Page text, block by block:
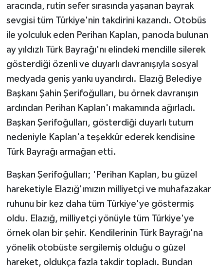
aracında, rutin sefer sırasında yaşanan bayrak
sevgisi tüm Türkiye'nin takdirini kazandı. Otobüs
ile yolculuk eden Perihan Kaplan, panoda bulunan
ay yıldızlı Türk Bayrağı'nı elindeki mendille silerek
gösterdiği özenli ve duyarlı davranışıyla sosyal
medyada geniş yankı uyandırdı. Elazığ Belediye
Başkanı Şahin Şerifoğulları, bu örnek davranışın
ardından Perihan Kaplan'ı makamında ağırladı.
Başkan Şerifoğulları, gösterdiği duyarlı tutum
nedeniyle Kaplan'a teşekkür ederek kendisine
Türk Bayrağı armağan etti.
Başkan Şerifoğulları; 'Perihan Kaplan, bu güzel
hareketiyle Elazığ'ımızın milliyetçi ve muhafazakar
ruhunu bir kez daha tüm Türkiye'ye göstermiş
oldu. Elazığ, milliyetçi yönüyle tüm Türkiye'ye
örnek olan bir şehir. Kendilerinin Türk Bayrağı'na
yönelik otobüste sergilemiş olduğu o güzel
hareket, oldukça fazla takdir topladı. Bundan